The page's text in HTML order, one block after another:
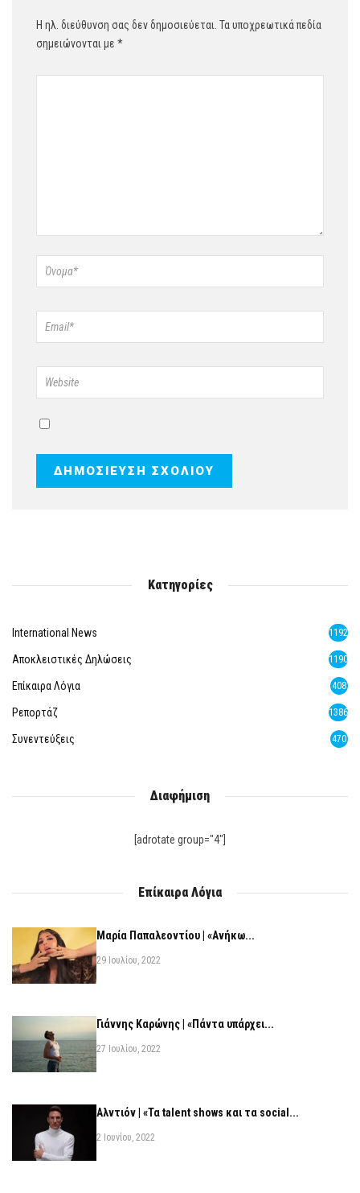
Η ηλ. διεύθυνση σας δεν δημοσιεύεται. Τα υποχρεωτικά πεδία
σημειώνονται με *
Κατηγορίες
International News 1192
Αποκλειστικές Δηλώσεις 1190
Επίκαιρα Λόγια 408
Ρεπορτάζ 1386
Συνεντεύξεις 470
Διαφήμιση
[adrotate group="4"]
Επίκαιρα Λόγια
Μαρία Παπαλεοντίου | «Ανήκω...
29 Ιουλίου, 2022
Γιάννης Καρώνης | «Πάντα υπάρχει...
27 Ιουλίου, 2022
Αλντιόν | «Τα talent shows και τα social...
2 Ιουνίου, 2022